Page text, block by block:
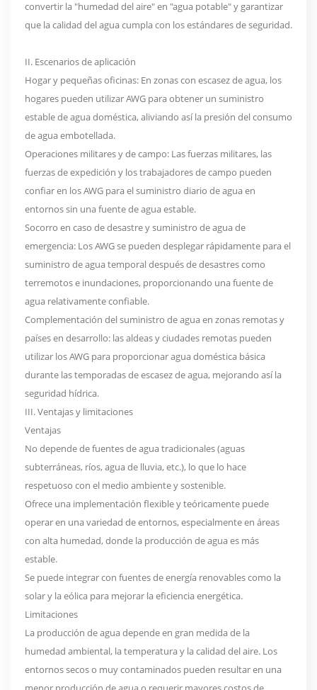
convertir la "humedad del aire" en "agua potable" y garantizar
que la calidad del agua cumpla con los estándares de seguridad.
II. Escenarios de aplicación
Hogar y pequeñas oficinas: En zonas con escasez de agua, los
hogares pueden utilizar AWG para obtener un suministro
estable de agua doméstica, aliviando así la presión del consumo
de agua embotellada.
Operaciones militares y de campo: Las fuerzas militares, las
fuerzas de expedición y los trabajadores de campo pueden
confiar en los AWG para el suministro diario de agua en
entornos sin una fuente de agua estable.
Socorro en caso de desastre y suministro de agua de
emergencia: Los AWG se pueden desplegar rápidamente para el
suministro de agua temporal después de desastres como
terremotos e inundaciones, proporcionando una fuente de
agua relativamente confiable.
Complementación del suministro de agua en zonas remotas y
países en desarrollo: las aldeas y ciudades remotas pueden
utilizar los AWG para proporcionar agua doméstica básica
durante las temporadas de escasez de agua, mejorando así la
seguridad hídrica.
III. Ventajas y limitaciones
Ventajas
No depende de fuentes de agua tradicionales (aguas
subterráneas, ríos, agua de lluvia, etc.), lo que lo hace
respetuoso con el medio ambiente y sostenible.
Ofrece una implementación flexible y teóricamente puede
operar en una variedad de entornos, especialmente en áreas
con alta humedad, donde la producción de agua es más
estable.
Se puede integrar con fuentes de energía renovables como la
solar y la eólica para mejorar la eficiencia energética.
Limitaciones
La producción de agua depende en gran medida de la
humedad ambiental, la temperatura y la calidad del aire. Los
entornos secos o muy contaminados pueden resultar en una